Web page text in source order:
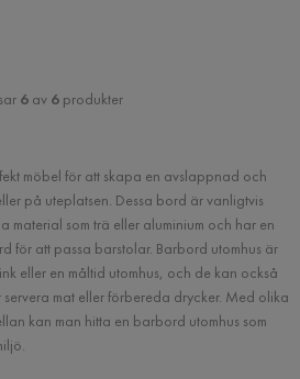
6av 6produkter
möbel för att skapa en avslappnad och
på uteplatsen. Dessa bord är vanligtvis
material som trä eller aluminium och har en
för att passa barstolar. Barbord utomhus är
eller en måltid utomhus, och de kan också
mat eller förbereda drycker. Med olika
kan man hitta en barbord utomhus som